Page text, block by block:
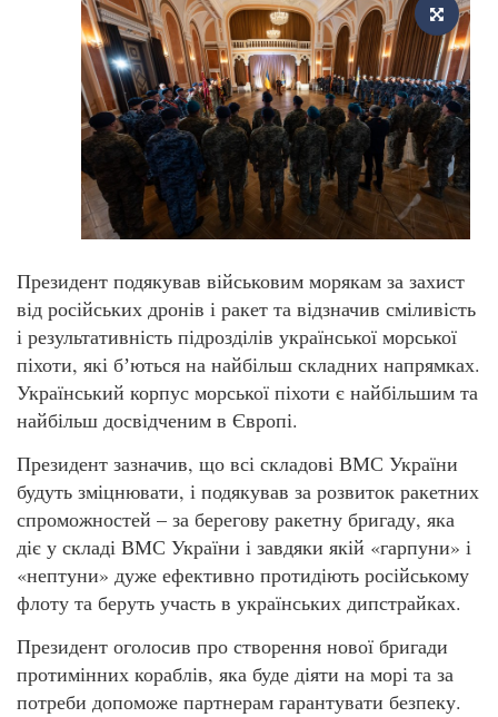
Президент подякував військовим морякам за захист
від російських дронів і ракет та відзначив сміливість
і результативність підрозділів української морської
піхоти, які бʼються на найбільш складних напрямках.
Український корпус морської піхоти є найбільшим та
найбільш досвідченим в Європі.
Президент зазначив, що всі складові ВМС України
будуть зміцнювати, і подякував за розвиток ракетних
спроможностей – за берегову ракетну бригаду, яка
діє у складі ВМС України і завдяки якій «гарпуни» і
«нептуни» дуже ефективно протидіють російському
флоту та беруть участь в українських дипстрайках.
Президент оголосив про створення нової бригади
протимінних кораблів, яка буде діяти на морі та за
потреби допоможе партнерам гарантувати безпеку.